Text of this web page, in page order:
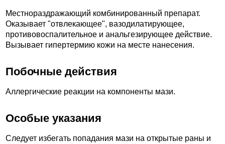
Местнораздражающий комбинированный препарат.
Оказывает "отвлекающее", вазодилатирующее,
противовоспалительное и анальгезирующее действие.
Вызывает гипертермию кожи на месте нанесения.
Побочные действия
Аллергические реакции на компоненты мази.
Особые указания
Следует избегать попадания мази на открытые раны и